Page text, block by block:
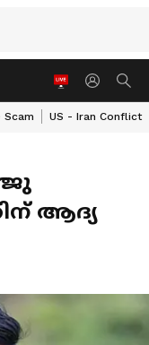
Scam US - Iran Conflict
ആദ്യ